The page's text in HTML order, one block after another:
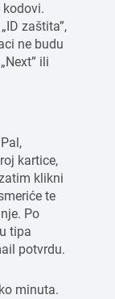
zaštita”,
ne budu
ili
kartice,
klikni
te
Po
tipa
potvrdu.
minuta.